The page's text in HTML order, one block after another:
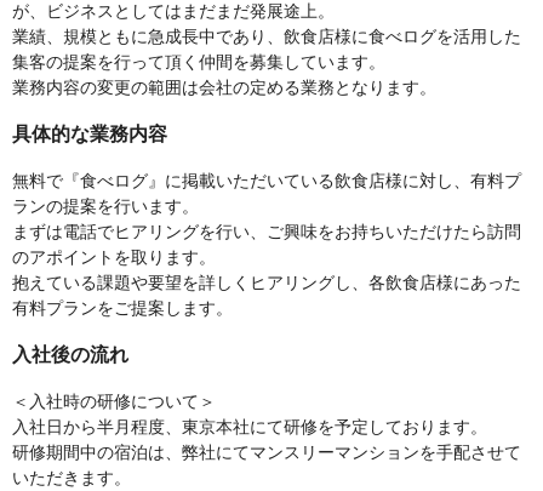
が、ビジネスとしてはまだまだ発展途上。
業績、規模ともに急成長中であり、飲食店様に食べログを活用した
集客の提案を行って頂く仲間を募集しています。
業務内容の変更の範囲は会社の定める業務となります。
具体的な業務内容
無料で『食べログ』に掲載いただいている飲食店様に対し、有料プ
ランの提案を行います。
まずは電話でヒアリングを行い、ご興味をお持ちいただけたら訪問
のアポイントを取ります。
抱えている課題や要望を詳しくヒアリングし、各飲食店様にあった
有料プランをご提案します。
入社後の流れ
＜入社時の研修について＞
入社日から半月程度、東京本社にて研修を予定しております。
研修期間中の宿泊は、弊社にてマンスリーマンションを手配させて
いただきます。